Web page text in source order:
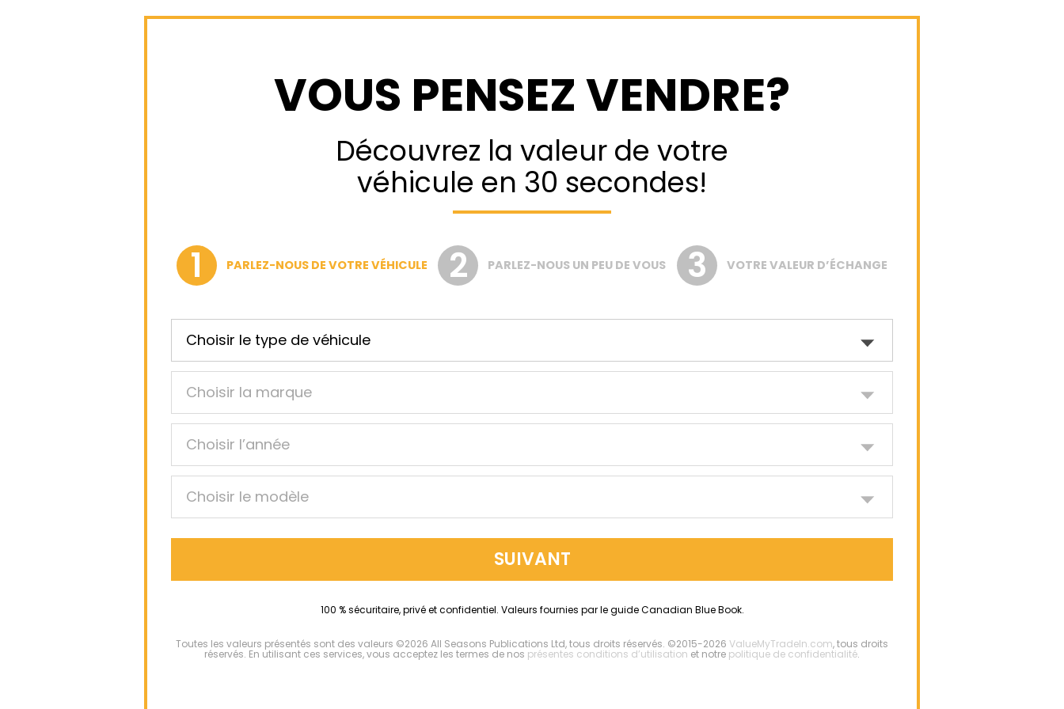
VOUS PENSEZ VENDRE?
Découvrez la valeur de votre
véhicule en 30 secondes!
PARLEZ-NOUS DE VOTRE VÉHICULE PARLEZ-NOUS UN PEU DE VOUS VOTRE VALEUR D’ÉCHANGE
SUIVANT
100 % sécuritaire, privé et confidentiel. Valeurs fournies par le guide Canadian Blue Book.
Toutes les valeurs présentés sont des valeurs ©2026 All Seasons Publications Ltd, tous droits réservés. ©2015-2026 ValueMyTradeIn.com, tous droits
réservés. En utilisant ces services, vous acceptez les termes de nos présentes conditions d’utilisation et notre politique de confidentialité.